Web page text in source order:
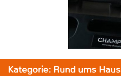
Kategorie: Rund ums Haus